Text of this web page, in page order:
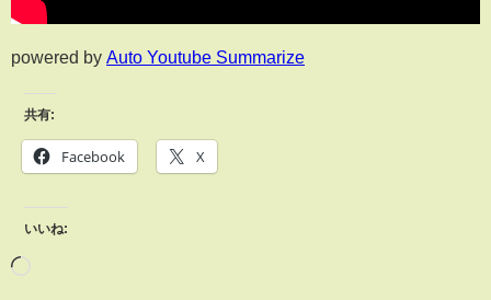
powered by Auto Youtube Summarize
共有:
Facebook X
いいね: